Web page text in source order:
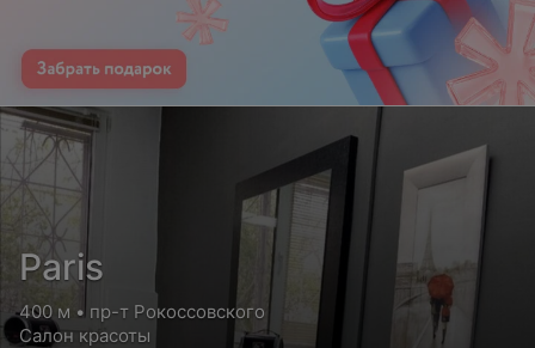
Paris
400 м • пр-т Рокоссовского
Салон красоты